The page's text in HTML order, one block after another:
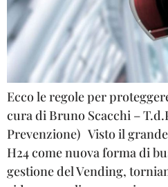
Ecco le regole per
cura di Bruno Scacchi –
Prevenzione) Visto il
H24 come nuova forma di
gestione del Vending,